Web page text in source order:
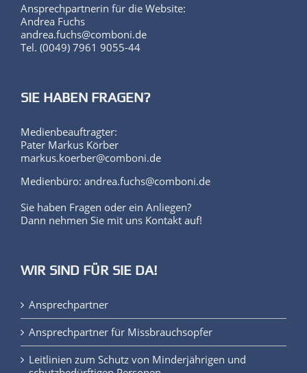
Ansprechpartnerin für die Website:
Andrea Fuchs
andrea.fuchs@comboni.de
Tel. (0049) 7961 9055-44
SIE HABEN FRAGEN?
Medienbeauftragter:
Pater Markus Körber
markus.koerber@comboni.de
Medienbüro: andrea.fuchs@comboni.de
Sie haben Fragen oder ein Anliegen?
Dann nehmen Sie mit uns Kontakt auf!
WIR SIND FÜR SIE DA!
Ansprechpartner
Ansprechpartner für Missbrauchsopfer
Leitlinien zum Schutz von Minderjährigen und